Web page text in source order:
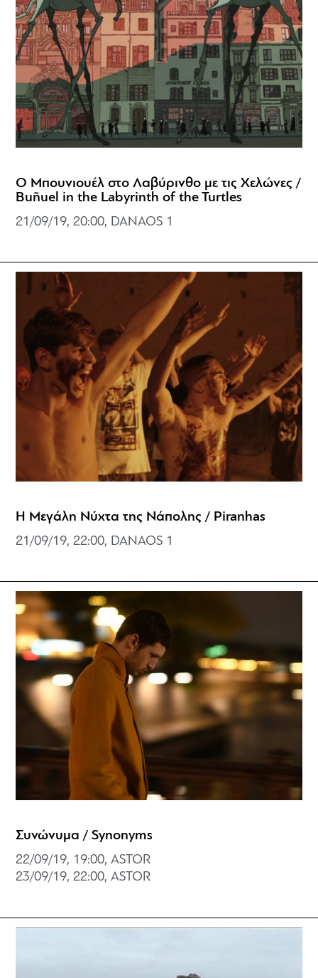
Ο Μπουνιουέλ στο Λαβύρινθο με τις Χελώνες /
Buñuel in the Labyrinth of the Turtles
21/09/19, 20:00, DANAOS 1
Η Μεγάλη Νύχτα της Νάπολης / Piranhas
21/09/19, 22:00, DANAOS 1
Συνώνυμα / Synonyms
22/09/19, 19:00, ASTOR
23/09/19, 22:00, ASTOR